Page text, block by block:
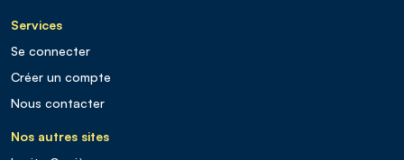
Services
Se connecter
Créer un compte
Nous contacter
Nos autres sites